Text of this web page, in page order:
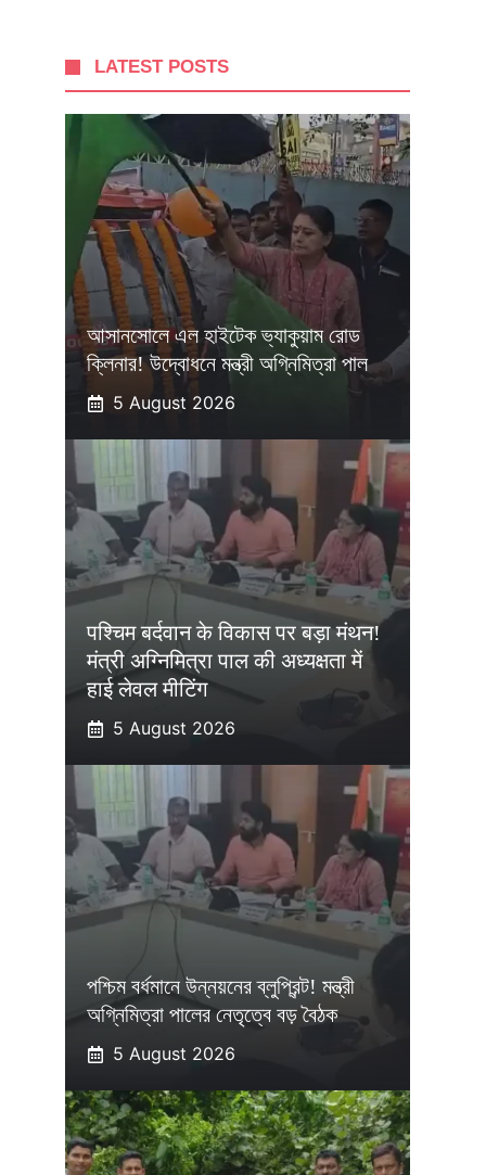
LATEST POSTS
আসানসোলে এল হাইটেক ভ্যাকুয়াম রোড
ক্লিনার! উদ্বোধনে মন্ত্রী অগ্নিমিত্রা পাল
5 August 2026
पश्चिम बर्दवान के विकास पर बड़ा मंथन!
मंत्री अग्निमित्रा पाल की अध्यक्षता में
हाई लेवल मीटिंग
5 August 2026
পশ্চিম বর্ধমানে উন্নয়নের ব্লুপ্রিন্ট! মন্ত্রী
অগ্নিমিত্রা পালের নেতৃত্বে বড় বৈঠক
5 August 2026